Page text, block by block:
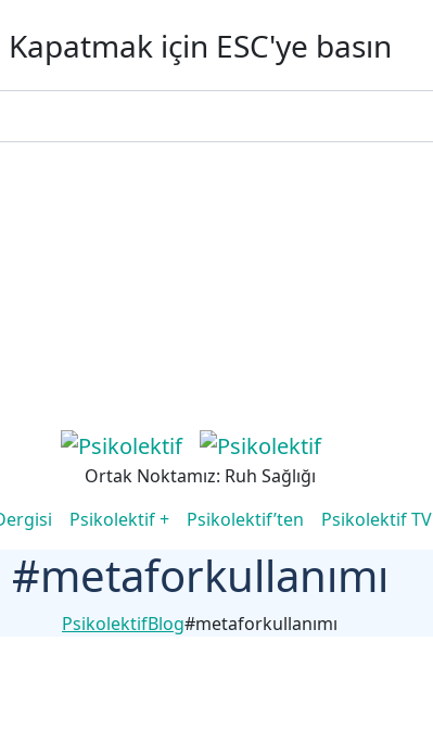
Kapatmak için ESC'ye basın
Ortak Noktamız: Ruh Sağlığı
Psikolektif + Psikolektif’ten Psikolektif TV
#metaforkullanımı
PsikolektifBlog#metaforkullanımı